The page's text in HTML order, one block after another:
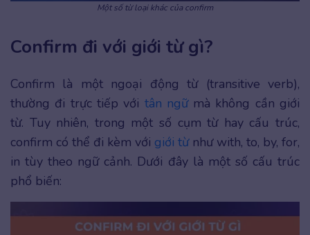
Một số từ loại khác của confirm
Confirm đi với giới từ gì?
Confirm là một ngoại động từ (transitive verb),
thường đi trực tiếp với tân ngữmà không cần giới
từ. Tuy nhiên, trong một số cụm từ hay cấu trúc,
confirm có thể đi kèm với giới từnhư with, to, by, for,
in tùy theo ngữ cảnh. Dưới đây là một số cấu trúc
phổ biến: